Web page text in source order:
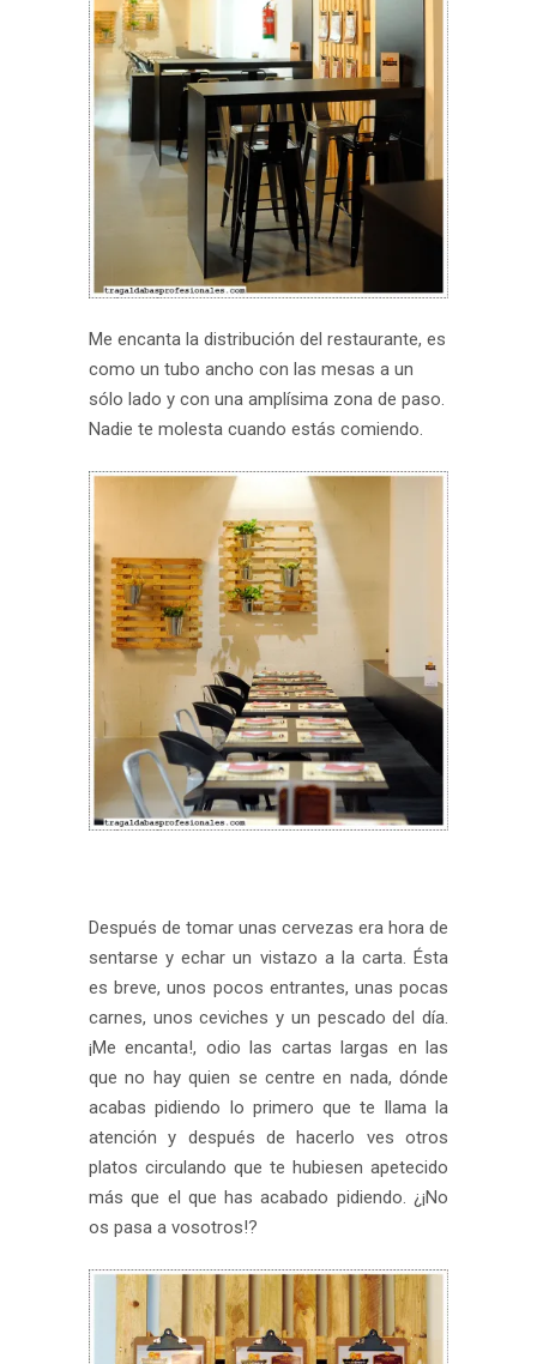
Me encanta la distribución del restaurante, es
como un tubo ancho con las mesas a un
sólo lado y con una amplísima zona de paso.
Nadie te molesta cuando estás comiendo.
Después de tomar unas cervezas era hora de
sentarse y echar un vistazo a la carta. Ésta
es breve, unos pocos entrantes, unas pocas
carnes, unos ceviches y un pescado del día.
¡Me encanta!, odio las cartas largas en las
que no hay quien se centre en nada, dónde
acabas pidiendo lo primero que te llama la
atención y después de hacerlo ves otros
platos circulando que te hubiesen apetecido
más que el que has acabado pidiendo. ¿¡No
os pasa a vosotros!?